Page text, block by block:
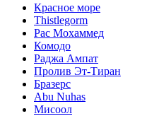
Красное море
Thistlegorm
Рас Мохаммед
Комодо
Раджа Ампат
Пролив Эт-Тиран
Бразерс
Abu Nuhas
Мисоол